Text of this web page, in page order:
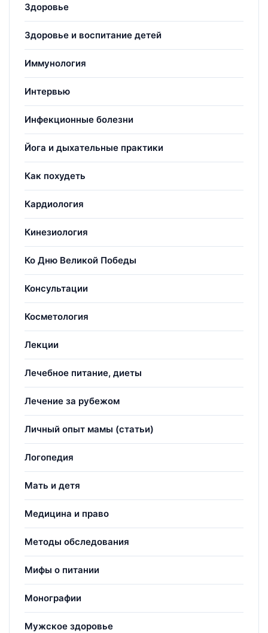
Здоровье
Здоровье и воспитание детей
Иммунология
Интервью
Инфекционные болезни
Йога и дыхательные практики
Как похудеть
Кардиология
Кинезиология
Ко Дню Великой Победы
Консультации
Косметология
Лекции
Лечебное питание, диеты
Лечение за рубежом
Личный опыт мамы (статьи)
Логопедия
Мать и детя
Медицина и право
Методы обследования
Мифы о питании
Монографии
Мужское здоровье